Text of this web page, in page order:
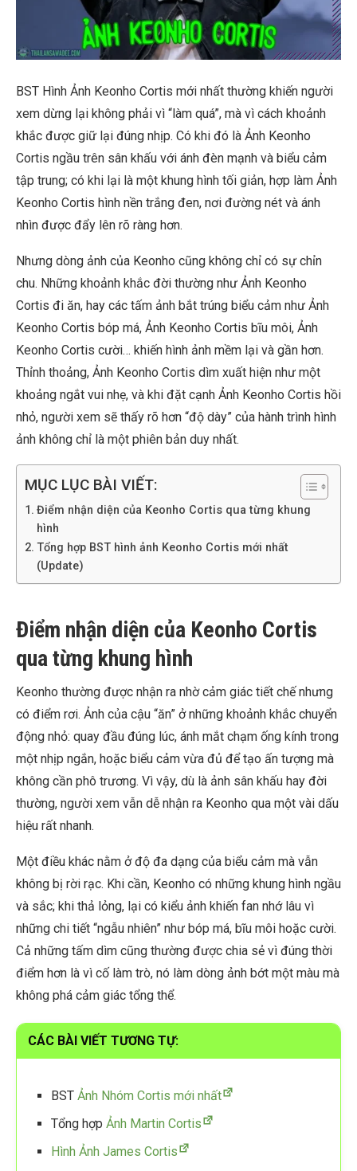
BST Hình Ảnh Keonho Cortis mới nhất thường khiến người
xem dừng lại không phải vì “làm quá”, mà vì cách khoảnh
khắc được giữ lại đúng nhịp. Có khi đó là Ảnh Keonho
Cortis ngầu trên sân khấu với ánh đèn mạnh và biểu cảm
tập trung; có khi lại là một khung hình tối giản, hợp làm Ảnh
Keonho Cortis hình nền trắng đen, nơi đường nét và ánh
nhìn được đẩy lên rõ ràng hơn.
Nhưng dòng ảnh của Keonho cũng không chỉ có sự chỉn
chu. Những khoảnh khắc đời thường như Ảnh Keonho
Cortis đi ăn, hay các tấm ảnh bắt trúng biểu cảm như Ảnh
Keonho Cortis bóp má, Ảnh Keonho Cortis bĩu môi, Ảnh
Keonho Cortis cười… khiến hình ảnh mềm lại và gần hơn.
Thỉnh thoảng, Ảnh Keonho Cortis dìm xuất hiện như một
khoảng ngắt vui nhẹ, và khi đặt cạnh Ảnh Keonho Cortis hồi
nhỏ, người xem sẽ thấy rõ hơn “độ dày” của hành trình hình
ảnh không chỉ là một phiên bản duy nhất.
MỤC LỤC BÀI VIẾT:
Điểm nhận diện của Keonho Cortis qua từng khung
hình
Tổng hợp BST hình ảnh Keonho Cortis mới nhất
(Update)
Điểm nhận diện của Keonho Cortis
qua từng khung hình
Keonho thường được nhận ra nhờ cảm giác tiết chế nhưng
có điểm rơi. Ảnh của cậu “ăn” ở những khoảnh khắc chuyển
động nhỏ: quay đầu đúng lúc, ánh mắt chạm ống kính trong
một nhịp ngắn, hoặc biểu cảm vừa đủ để tạo ấn tượng mà
không cần phô trương. Vì vậy, dù là ảnh sân khấu hay đời
thường, người xem vẫn dễ nhận ra Keonho qua một vài dấu
hiệu rất nhanh.
Một điều khác nằm ở độ đa dạng của biểu cảm mà vẫn
không bị rời rạc. Khi cần, Keonho có những khung hình ngầu
và sắc; khi thả lỏng, lại có kiểu ảnh khiến fan nhớ lâu vì
những chi tiết “ngẫu nhiên” như bóp má, bĩu môi hoặc cười.
Cả những tấm dìm cũng thường được chia sẻ vì đúng thời
điểm hơn là vì cố làm trò, nó làm dòng ảnh bớt một màu mà
không phá cảm giác tổng thể.
CÁC BÀI VIẾT TƯƠNG TỰ:
BST Ảnh Nhóm Cortis mới nhất
Tổng hợp Ảnh Martin Cortis
Hình Ảnh James Cortis